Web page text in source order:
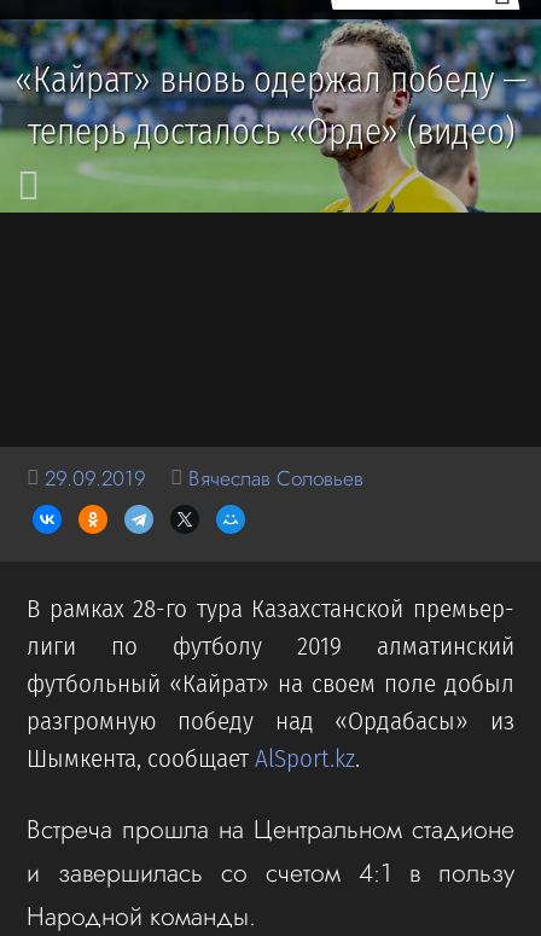
«Кайрат» вновь одержал победу —
теперь досталось «Орде» (видео)
29.09.2019 Вячеслав Соловьев
В рамках 28-го тура Казахстанской премьер-
лиги по футболу 2019 алматинский
футбольный «Кайрат» на своем поле добыл
разгромную победу над «Ордабасы» из
Шымкента, сообщаетAlSport.kz.
Встреча прошла на Центральном стадионе
и завершилась со счетом 4:1 в пользу
Народной команды.